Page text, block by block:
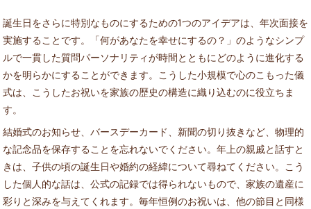
誕生日をさらに特別なものにするための1つのアイデアは、年次面接を
実施することです。「何があなたを幸せにするの？」のようなシンプ
ルで一貫した質問パーソナリティが時間とともにどのように進化する
かを明らかにすることができます。こうした小規模で心のこもった儀
式は、こうしたお祝いを家族の歴史の構造に織り込むのに役立ちま
す。
結婚式のお知らせ、バースデーカード、新聞の切り抜きなど、物理的
な記念品を保存することを忘れないでください。年上の親戚と話すと
きは、子供の頃の誕生日や婚約の経緯について尋ねてください。こう
した個人的な話は、公式の記録では得られないもので、家族の遺産に
彩りと深みを与えてくれます。毎年恒例のお祝いは、他の節目と同様